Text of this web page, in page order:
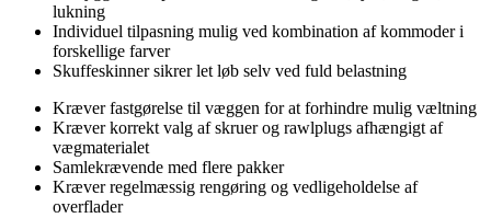
lukning
Individuel tilpasning mulig ved kombination af kommoder i
forskellige farver
Skuffeskinner sikrer let løb selv ved fuld belastning
Kræver fastgørelse til væggen for at forhindre mulig væltning
Kræver korrekt valg af skruer og rawlplugs afhængigt af
vægmaterialet
Samlekrævende med flere pakker
Kræver regelmæssig rengøring og vedligeholdelse af
overflader